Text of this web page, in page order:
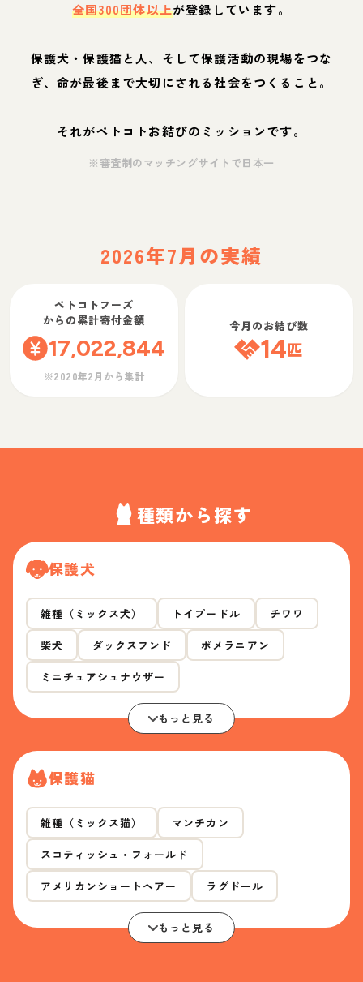
全国300団体以上が登録しています。
保護犬・保護猫と人、そして保護活動の現場をつな
ぎ、命が最後まで大切にされる社会をつくること。
それがペトコトお結びのミッションです。
※審査制のマッチングサイトで日本一
2026年7月の実績
ペトコトフーズ
からの累計寄付金額
17,022,844
※2020年2月から集計
今月のお結び数
14匹
種類から探す
保護犬
雑種（ミックス犬） トイプードル チワワ
柴犬 ダックスフンド ポメラニアン
ミニチュアシュナウザー
もっと見る
保護猫
雑種（ミックス猫） マンチカン
スコティッシュ・フォールド
アメリカンショートヘアー ラグドール
もっと見る